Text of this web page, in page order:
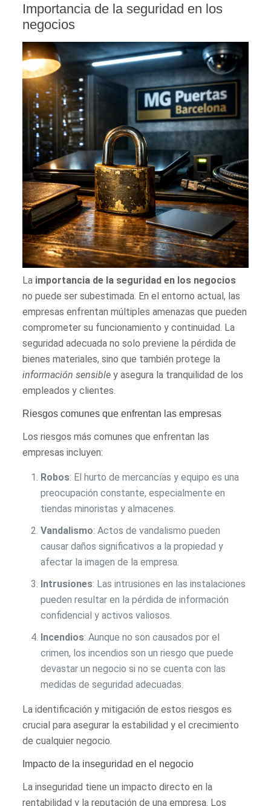
Importancia de la seguridad en los
negocios
La importancia de la seguridad en los negocios
no puede ser subestimada. En el entorno actual, las
empresas enfrentan múltiples amenazas que pueden
comprometer su funcionamiento y continuidad. La
seguridad adecuada no solo previene la pérdida de
bienes materiales, sino que también protege la
información sensible y asegura la tranquilidad de los
empleados y clientes.
Riesgos comunes que enfrentan las empresas
Los riesgos más comunes que enfrentan las
empresas incluyen:
Robos: El hurto de mercancías y equipo es una
preocupación constante, especialmente en
tiendas minoristas y almacenes.
Vandalismo: Actos de vandalismo pueden
causar daños significativos a la propiedad y
afectar la imagen de la empresa.
Intrusiones: Las intrusiones en las instalaciones
pueden resultar en la pérdida de información
confidencial y activos valiosos.
Incendios: Aunque no son causados por el
crimen, los incendios son un riesgo que puede
devastar un negocio si no se cuenta con las
medidas de seguridad adecuadas.
La identificación y mitigación de estos riesgos es
crucial para asegurar la estabilidad y el crecimiento
de cualquier negocio.
Impacto de la inseguridad en el negocio
La inseguridad tiene un impacto directo en la
rentabilidad y la reputación de una empresa. Los